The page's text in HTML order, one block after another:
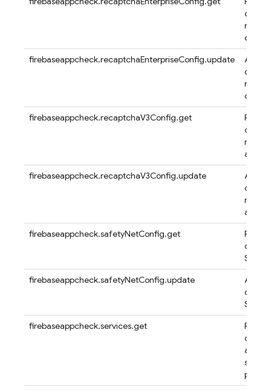
de
firebaseappcheck.recaptchaEnterpriseConfig.update
de
firebaseappcheck.recaptchaV3Config.get
app
firebaseappcheck.recaptchaV3Config.update
app
firebaseappcheck.safetyNetConfig.get
firebaseappcheck.safetyNetConfig.update
firebaseappcheck.services.get